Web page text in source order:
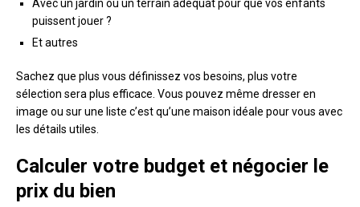
Avec un jardin ou un terrain adéquat pour que vos enfants
puissent jouer ?
Et autres
Sachez que plus vous définissez vos besoins, plus votre
sélection sera plus efficace. Vous pouvez même dresser en
image ou sur une liste c’est qu’une maison idéale pour vous avec
les détails utiles.
Calculer votre budget et négocier le
prix du bien